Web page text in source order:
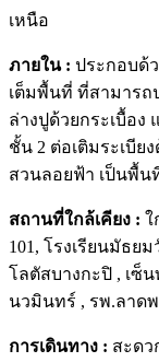
เหนือ
ภายใน : ประกอบด้
เต็มพื้นที่ ที่สามารถ
ล่างปูด้วยกระเบื้อง
ชั้น 2 ต่อเติมระเบี
สวนลอยฟ้า เป็นพื้น
สถานที่ใกล้เคียง : ใ
101, โรงเรียนมัธย
โลตัสบางกะปิ , เซ็
นวมินทร์ , รพ.ลาด
การเดินทาง : สะดว